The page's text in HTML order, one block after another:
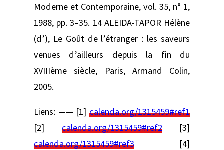
Moderne et Contemporaine, vol. 35, n° 1,
1988, pp. 3–35. 14 ALEIDA-TAPOR Hélène
(d’), Le Goût de l’étranger : les saveurs
venues d’ailleurs depuis la fin du
XVIIIème siècle, Paris, Armand Colin,
2005.
Liens: —— [1] calenda.org/1315459#ref1
[2] calenda.org/1315459#ref2[3]
calenda.org/1315459#ref3 [4]